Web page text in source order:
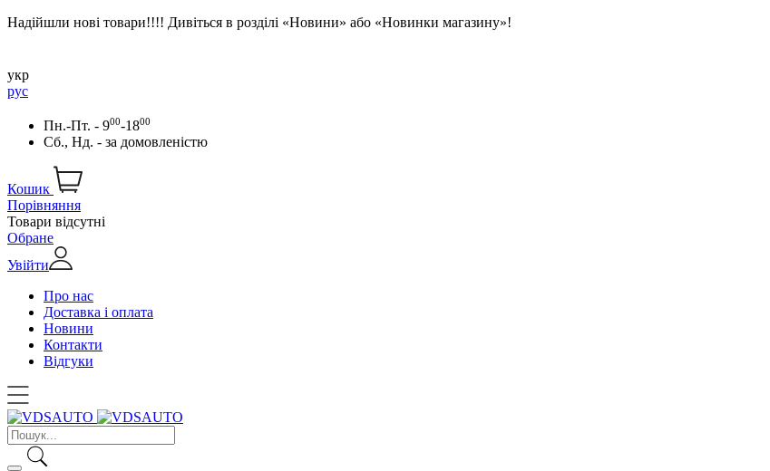
Надійшли нові товари!!!! Дивіться в розділі «Новини» або «Новинки магазину»!
укр
рус
Пн.-Пт. - 900-1800
Сб., Нд. - за домовленістю
Кошик
Порівняння
Товари відсутні
Обране
Увійти
Про нас
Доставка і оплата
Новини
Контакти
Відгуки